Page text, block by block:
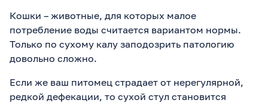
Кошки – животные, для которых малое
потребление воды считается вариантом нормы.
Только по сухому калу заподозрить патологию
довольно сложно.
Если же ваш питомец страдает от нерегулярной,
редкой дефекации, то сухой стул становится